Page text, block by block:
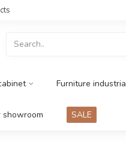
Furniture
showroom SALE